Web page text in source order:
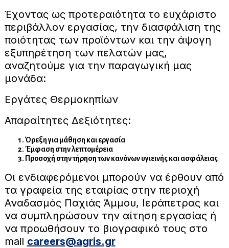
Έχοντας ως προτεραιότητα το ευχάριστο
περιβάλλον εργασίας, την διασφάλιση της
ποιότητας των προϊόντων και την άψογη
εξυπηρέτηση των πελατών μας,
αναζητούμε για την παραγωγική μας
μονάδα:
Εργάτες Θερμοκηπίων
Απαραίτητες Δεξιότητες:
Όρεξη για μάθηση και εργασία
Έμφαση στην λεπτομέρεια
Προσοχή στην τήρηση των κανόνων υγιεινής και ασφάλειας
Οι ενδιαφερόμενοι μπορούν να έρθουν από
τα γραφεία της εταιρίας στην περιοχή
Αναδασμός Παχιάς Άμμου, Ιεράπετρας και
να συμπληρώσουν την αίτηση εργασίας ή
να προωθήσουν το βιογραφικό τους στο
mail careers@agris.gr